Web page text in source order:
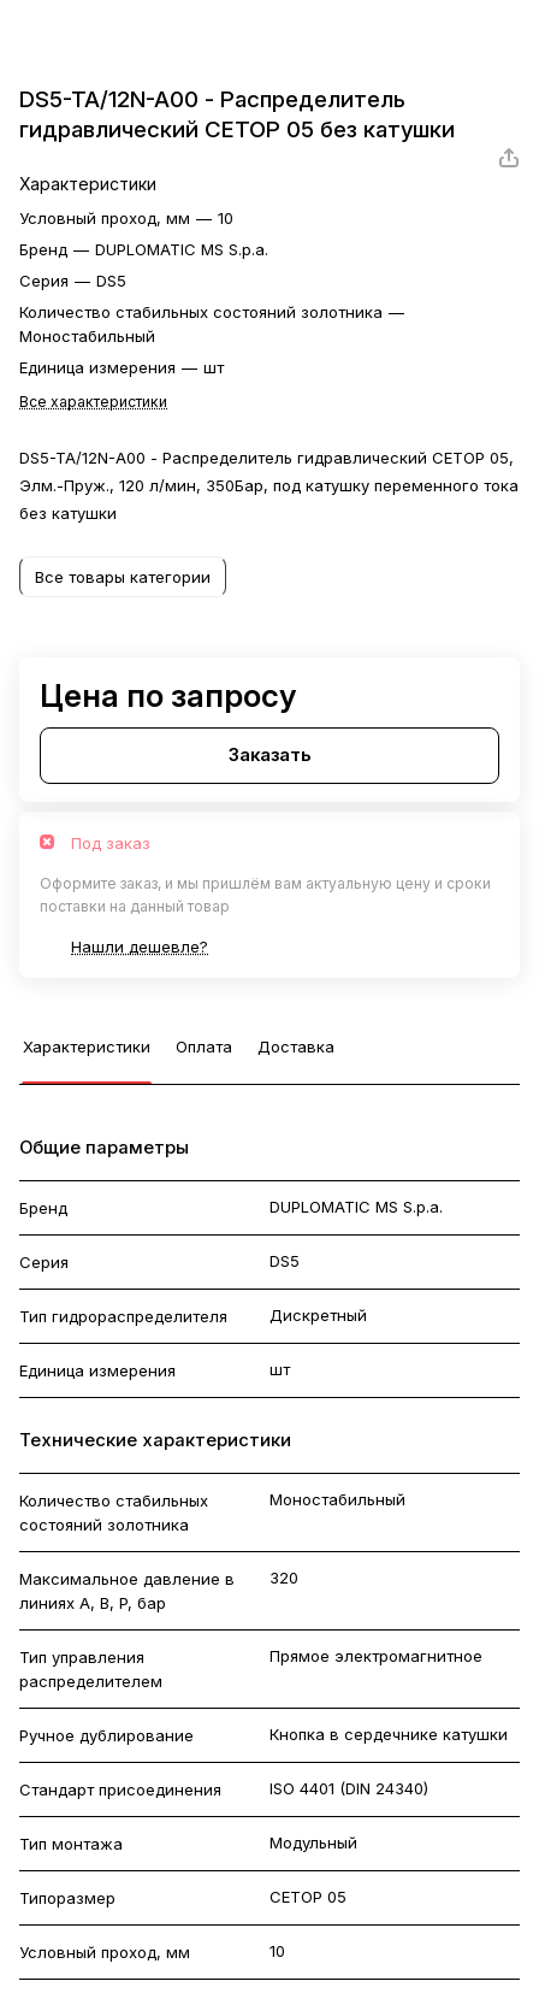
DS5-TA/12N-A00 - Распределитель
гидравлический CETOP 05 без катушки
Характеристики
Условный проход, мм — 10
Бренд — DUPLOMATIC MS S.p.a.
Серия — DS5
Количество стабильных состояний золотника —
Моностабильный
Единица измерения — шт
Все характеристики
DS5-TA/12N-A00 - Распределитель гидравлический CETOP 05,
Элм.-Пруж., 120 л/мин, 350Бар, под катушку переменного тока
без катушки
Все товары категории
Цена по запросу
Заказать
Под заказ
Оформите заказ, и мы пришлём вам актуальную цену и сроки
поставки на данный товар
Нашли дешевле?
Характеристики Оплата Доставка
Общие параметры
Бренд DUPLOMATIC MS S.p.a.
Серия DS5
Тип гидрораспределителя Дискретный
Единица измерения шт
Технические характеристики
Количество стабильных
состояний золотника
Моностабильный
Максимальное давление в
линиях A, B, P, бар
320
Тип управления
распределителем
Прямое электромагнитное
Ручное дублирование Кнопка в сердечнике катушки
Стандарт присоединения ISO 4401 (DIN 24340)
Тип монтажа Модульный
Типоразмер CETOP 05
Условный проход, мм 10